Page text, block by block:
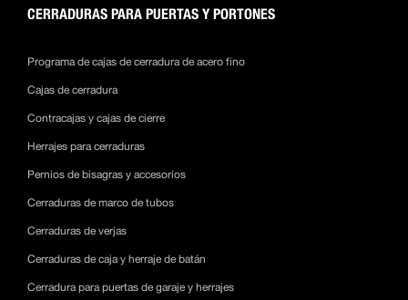
CERRADURAS PARA PUERTAS Y PORTONES
Programa de cajas de cerradura de acero fino
Cajas de cerradura
Contracajas y cajas de cierre
Herrajes para cerraduras
Pernios de bisagras y accesorios
Cerraduras de marco de tubos
Cerraduras de verjas
Cerraduras de caja y herraje de batán
Cerradura para puertas de garaje y herrajes